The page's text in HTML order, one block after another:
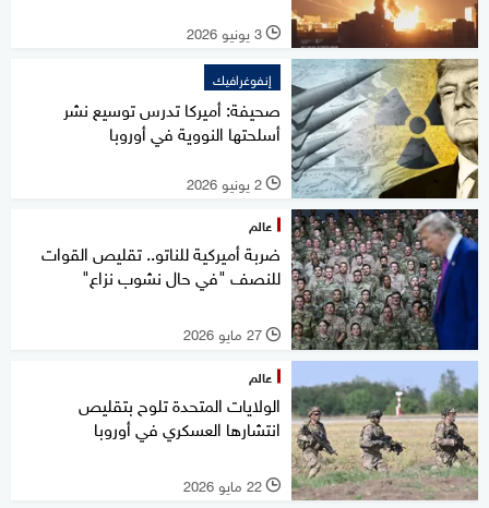
l 3 يونيو 2026
إنفوغرافيك
صحيفة: أميركا تدرس توسيع نشر
أسلحتها النووية في أوروبا
l 2 يونيو 2026
عالم
ضربة أميركية للناتو.. تقليص القوات
للنصف "في حال نشوب نزاع"
l 27 مايو 2026
عالم
الولايات المتحدة تلوح بتقليص
انتشارها العسكري في أوروبا
l 22 مايو 2026